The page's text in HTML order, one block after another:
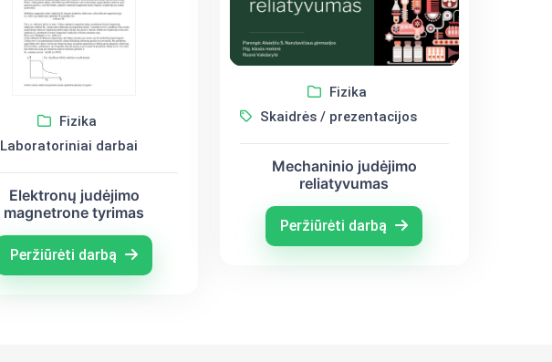
Fizika
Laboratoriniai darbai
Elektronų judėjimo
magnetrone tyrimas
Peržiūrėti darbą
Fizika
Skaidrės / prezentacijos
Mechaninio judėjimo
reliatyvumas
Peržiūrėti darbą